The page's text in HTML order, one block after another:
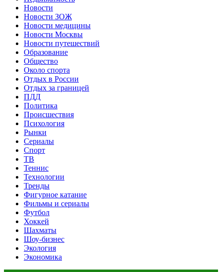
Новости
Новости ЗОЖ
Новости медицины
Новости Москвы
Новости путешествий
Образование
Общество
Около спорта
Отдых в России
Отдых за границей
ПДД
Политика
Происшествия
Психология
Рынки
Сериалы
Спорт
ТВ
Теннис
Технологии
Тренды
Фигурное катание
Фильмы и сериалы
Футбол
Хоккей
Шахматы
Шоу-бизнес
Экология
Экономика